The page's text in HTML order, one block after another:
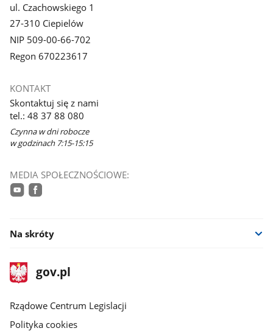
ul. Czachowskiego 1
27-310 Ciepielów
NIP 509-00-66-702
Regon 670223617
KONTAKT
Skontaktuj się z nami
tel.: 48 37 88 080
Czynna w dni robocze
w godzinach 7:15-15:15
MEDIA SPOŁECZNOŚCIOWE:
Na skróty
stopka
gov.plStrona
gov.pl
Rządowe Centrum Legislacji
Polityka cookies